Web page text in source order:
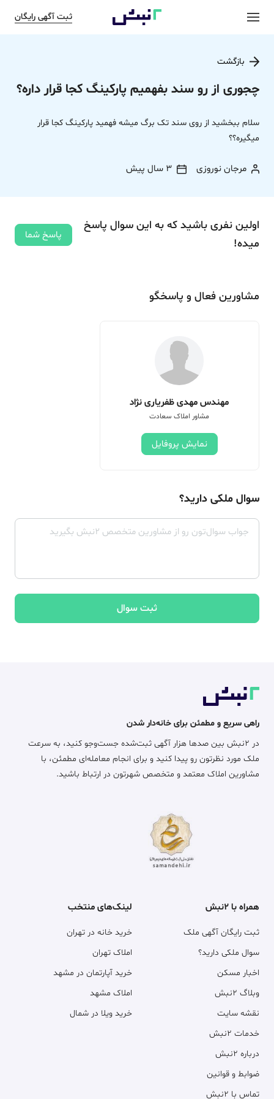
ثبت آگهی رایگان
بازگشت
چجوری از رو سند بفهمیم پارکینگ کجا قرار داره؟
سلام ببخشید از روی سند تک برگ میشه فهمید پارکینگ کجا قرار
میگیره؟؟
مرجان نوروزی 3 سال پیش
اولین نفری باشید که به این سوال پاسخ
میده!
پاسخ شما
مشاورین فعال و پاسخگو
مهندس مهدی ظفریاری نژاد
مشاور املاک سعادت
نمایش پروفایل
سوال ملکی دارید؟
ثبت سوال
راهی سریع و مطمئن برای خانه‌دار شدن
در ۲نبش بین صدها هزار آگهی ثبت‌شده جست‌وجو کنید، به سرعت
ملک مورد نظرتون رو پیدا کنید و برای انجام معامله‌ای مطمئن، با
مشاورین املاک معتمد و متخصص شهرتون در ارتباط باشید.
همراه با ۲نبش
ثبت رایگان آگهی ملک
سوال ملکی دارید؟
اخبار مسکن
وبلاگ ۲نبش
نقشه سایت
خدمات ۲نبش
درباره ۲نبش
ضوابط و قوانین
تماس با ۲نبش
لینک‌های منتخب
خرید خانه در تهران
املاک تهران
خرید آپارتمان در مشهد
املاک مشهد
خرید ویلا در شمال